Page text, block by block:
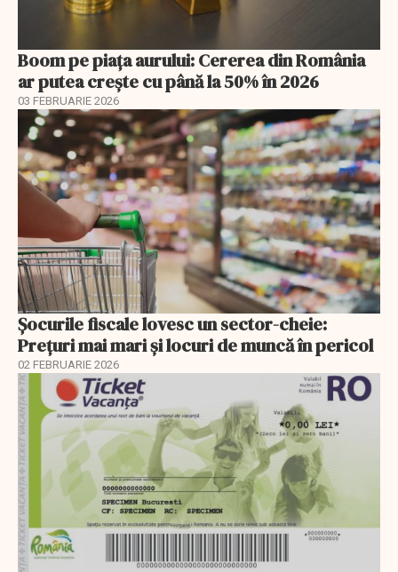
Boom pe piața aurului: Cererea din România
ar putea crește cu până la 50% în 2026
03 FEBRUARIE 2026
Șocurile fiscale lovesc un sector-cheie:
Prețuri mai mari și locuri de muncă în pericol
02 FEBRUARIE 2026